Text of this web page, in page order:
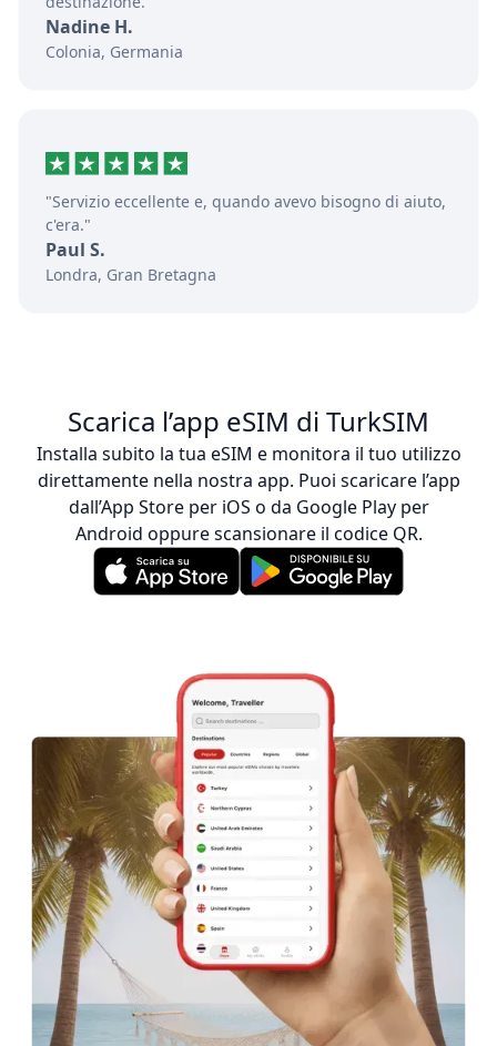
Nadine H.
Colonia, Germania
"Servizio eccellente e, quando avevo bisogno di aiuto,
c'era."
Paul S.
Londra, Gran Bretagna
Scarica l’app eSIM di TurkSIM
Installa subito la tua eSIM e monitora il tuo utilizzo
direttamente nella nostra app. Puoi scaricare l’app
dall’App Store per iOS o da Google Play per
Android oppure scansionare il codice QR.